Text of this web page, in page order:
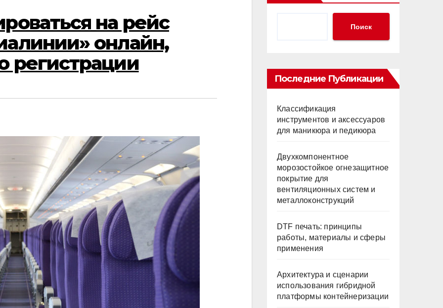
на рейс
онлайн,
регистрации
Поиск
Последние Публикации
Классификация
инструментов и аксессуаров
для маникюра и педикюра
Двухкомпонентное
морозостойкое огнезащитное
покрытие для
вентиляционных систем и
металлоконструкций
DTF печать: принципы
работы, материалы и сферы
применения
Архитектура и сценарии
использования гибридной
платформы контейнеризации